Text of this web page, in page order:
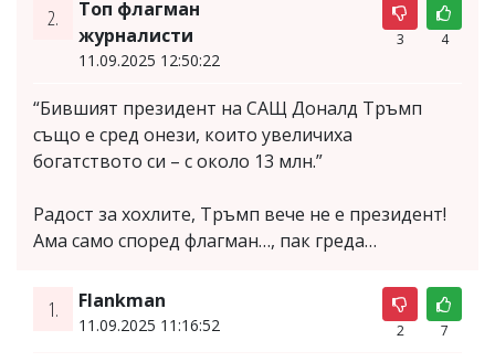
2.
Топ флагман
журналисти
11.09.2025 12:50:22
3 4
“Бившият президент на САЩ Доналд Тръмп
също е сред онези, които увеличиха
богатството си – с около 13 млн.”
Радост за хохлите, Тръмп вече не е президент!
Ама само според флагман…, пак греда…
1. Flankman
11.09.2025 11:16:52 2 7